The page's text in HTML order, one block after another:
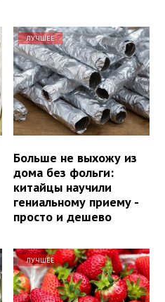
ЛУЧШЕЕ
Больше не выхожу из
дома без фольги:
китайцы научили
гениальному приему -
просто и дешево
ЛУЧШЕЕ